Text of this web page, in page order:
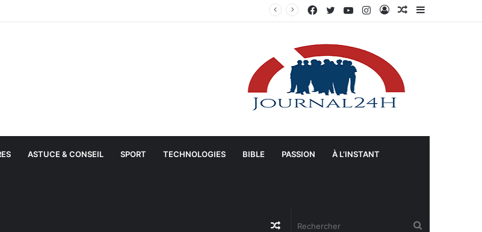
Sidebar
Article
Connexion
Instagram
YouTube
Twitter
Facebook
ASTUCE & CONSEIL SPORT TECHNOLOGIES BIBLE PASSION À L’INSTANT
Article